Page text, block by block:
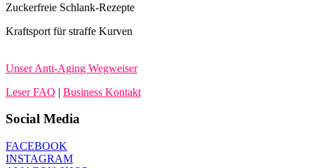
Zuckerfreie Schlank-Rezepte
Kraftsport für straffe Kurven
Unser Anti-Aging Wegweiser
Leser FAQ | Business Kontakt
Social Media
FACEBOOK
INSTAGRAM